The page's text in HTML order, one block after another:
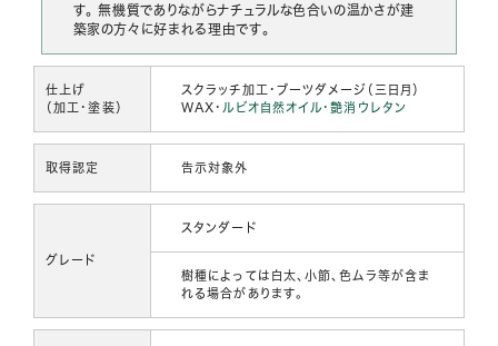
す。 無機質でありながらナチュラルな色合いの温かさが建
築家の方々に好まれる理由です。
仕上げ
（加工・塗装）
スクラッチ加工・ブーツダメージ（三日月）
WAX・ ルビオ自然オイル・艶消ウレタン
取得認定 告示対象外
グレード
スタンダード
樹種によっては白太、小節、色ムラ等が含ま
れる場合があります。